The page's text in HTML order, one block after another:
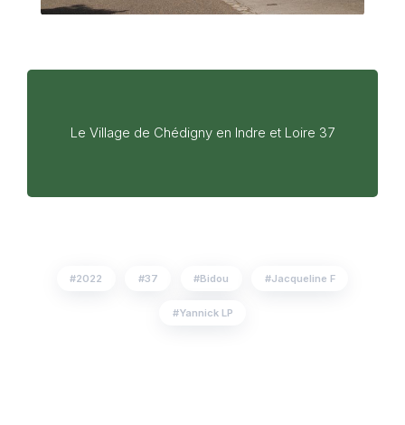
Le Village de Chédigny en Indre et Loire 37
2022 37 Bidou Jacqueline F
Yannick LP